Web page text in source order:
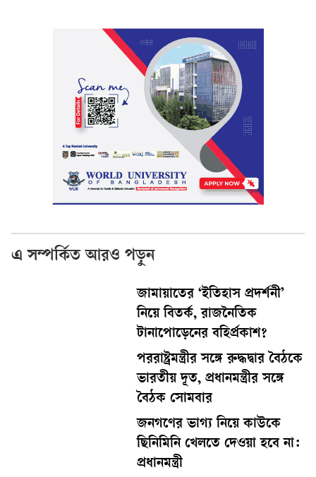
এ সম্পর্কিত আরও পড়ুন
জামায়াতের ‘ইতিহাস প্রদর্শনী’
নিয়ে বিতর্ক, রাজনৈতিক
টানাপোড়েনের বহির্প্রকাশ?
পররাষ্ট্রমন্ত্রীর সঙ্গে রুদ্ধদ্বার বৈঠকে
ভারতীয় দূত, প্রধানমন্ত্রীর সঙ্গে
বৈঠক সোমবার
জনগণের ভাগ্য নিয়ে কাউকে
ছিনিমিনি খেলতে দেওয়া হবে না:
প্রধানমন্ত্রী